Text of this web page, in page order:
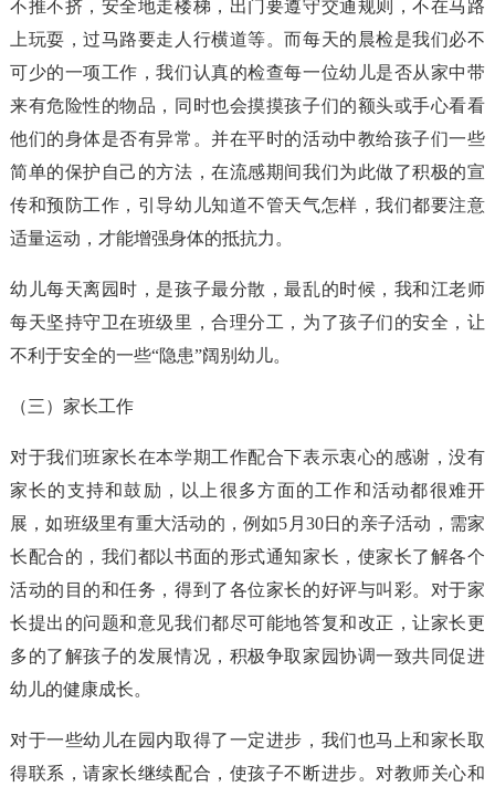
不推不挤，安全地走楼梯，出门要遵守交通规则，不在马路
上玩耍，过马路要走人行横道等。而每天的晨检是我们必不
可少的一项工作，我们认真的检查每一位幼儿是否从家中带
来有危险性的物品，同时也会摸摸孩子们的额头或手心看看
他们的身体是否有异常。并在平时的活动中教给孩子们一些
简单的保护自己的方法，在流感期间我们为此做了积极的宣
传和预防工作，引导幼儿知道不管天气怎样，我们都要注意
适量运动，才能增强身体的抵抗力。
幼儿每天离园时，是孩子最分散，最乱的时候，我和江老师
每天坚持守卫在班级里，合理分工，为了孩子们的安全，让
不利于安全的一些“隐患”阔别幼儿。
（三）家长工作
对于我们班家长在本学期工作配合下表示衷心的感谢，没有
家长的支持和鼓励，以上很多方面的工作和活动都很难开
展，如班级里有重大活动的，例如5月30日的亲子活动，需家
长配合的，我们都以书面的形式通知家长，使家长了解各个
活动的目的和任务，得到了各位家长的好评与叫彩。对于家
长提出的问题和意见我们都尽可能地答复和改正，让家长更
多的了解孩子的发展情况，积极争取家园协调一致共同促进
幼儿的健康成长。
对于一些幼儿在园内取得了一定进步，我们也马上和家长取
得联系，请家长继续配合，使孩子不断进步。对教师关心和